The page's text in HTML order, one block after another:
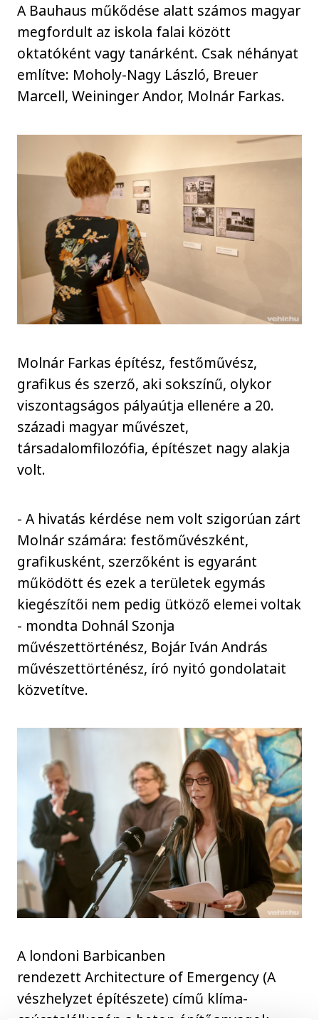
A Bauhaus műkődése alatt számos magyar
megfordult az iskola falai között
oktatóként vagy tanárként. Csak néhányat
említve: Moholy-Nagy László, Breuer
Marcell, Weininger Andor, Molnár Farkas.
Molnár Farkas építész, festőművész,
grafikus és szerző, aki sokszínű, olykor
viszontagságos pályaútja ellenére a 20.
századi magyar művészet,
társadalomfilozófia, építészet nagy alakja
volt.
- A hivatás kérdése nem volt szigorúan zárt
Molnár számára: festőművészként,
grafikusként, szerzőként is egyaránt
működött és ezek a területek egymás
kiegészítői nem pedig ütköző elemei voltak
- mondta Dohnál Szonja
művészettörténész, Bojár Iván András
művészettörténész, író nyitó gondolatait
közvetítve.
A londoni Barbicanben
rendezett Architecture of Emergency (A
vészhelyzet építészete) című klíma-